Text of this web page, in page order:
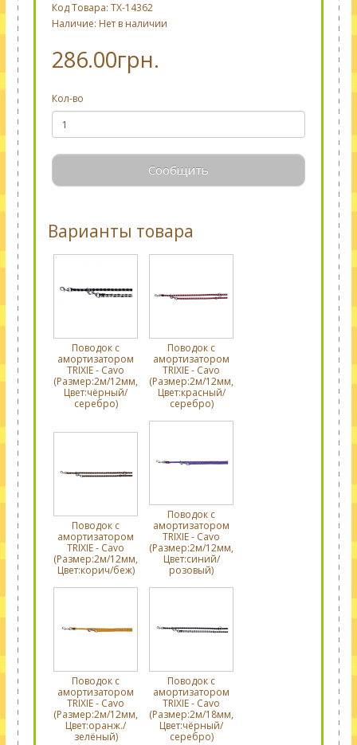
Код Товара: TX-14362
Наличие: Нет в наличии
286.00грн.
Кол-во
Сообщить
Варианты товара
Поводок с
амортизатором
TRIXIE - Cavo
(Размер:2м/12мм,
Цвет:чёрный/
серебро)
Поводок с
амортизатором
TRIXIE - Cavo
(Размер:2м/12мм,
Цвет:красный/
серебро)
Поводок с
амортизатором
TRIXIE - Cavo
(Размер:2м/12мм,
Цвет:корич/беж)
Поводок с
амортизатором
TRIXIE - Cavo
(Размер:2м/12мм,
Цвет:синий/
розовый)
Поводок с
амортизатором
TRIXIE - Cavo
(Размер:2м/12мм,
Цвет:оранж./
зелёный)
Поводок с
амортизатором
TRIXIE - Cavo
(Размер:2м/18мм,
Цвет:чёрный/
серебро)